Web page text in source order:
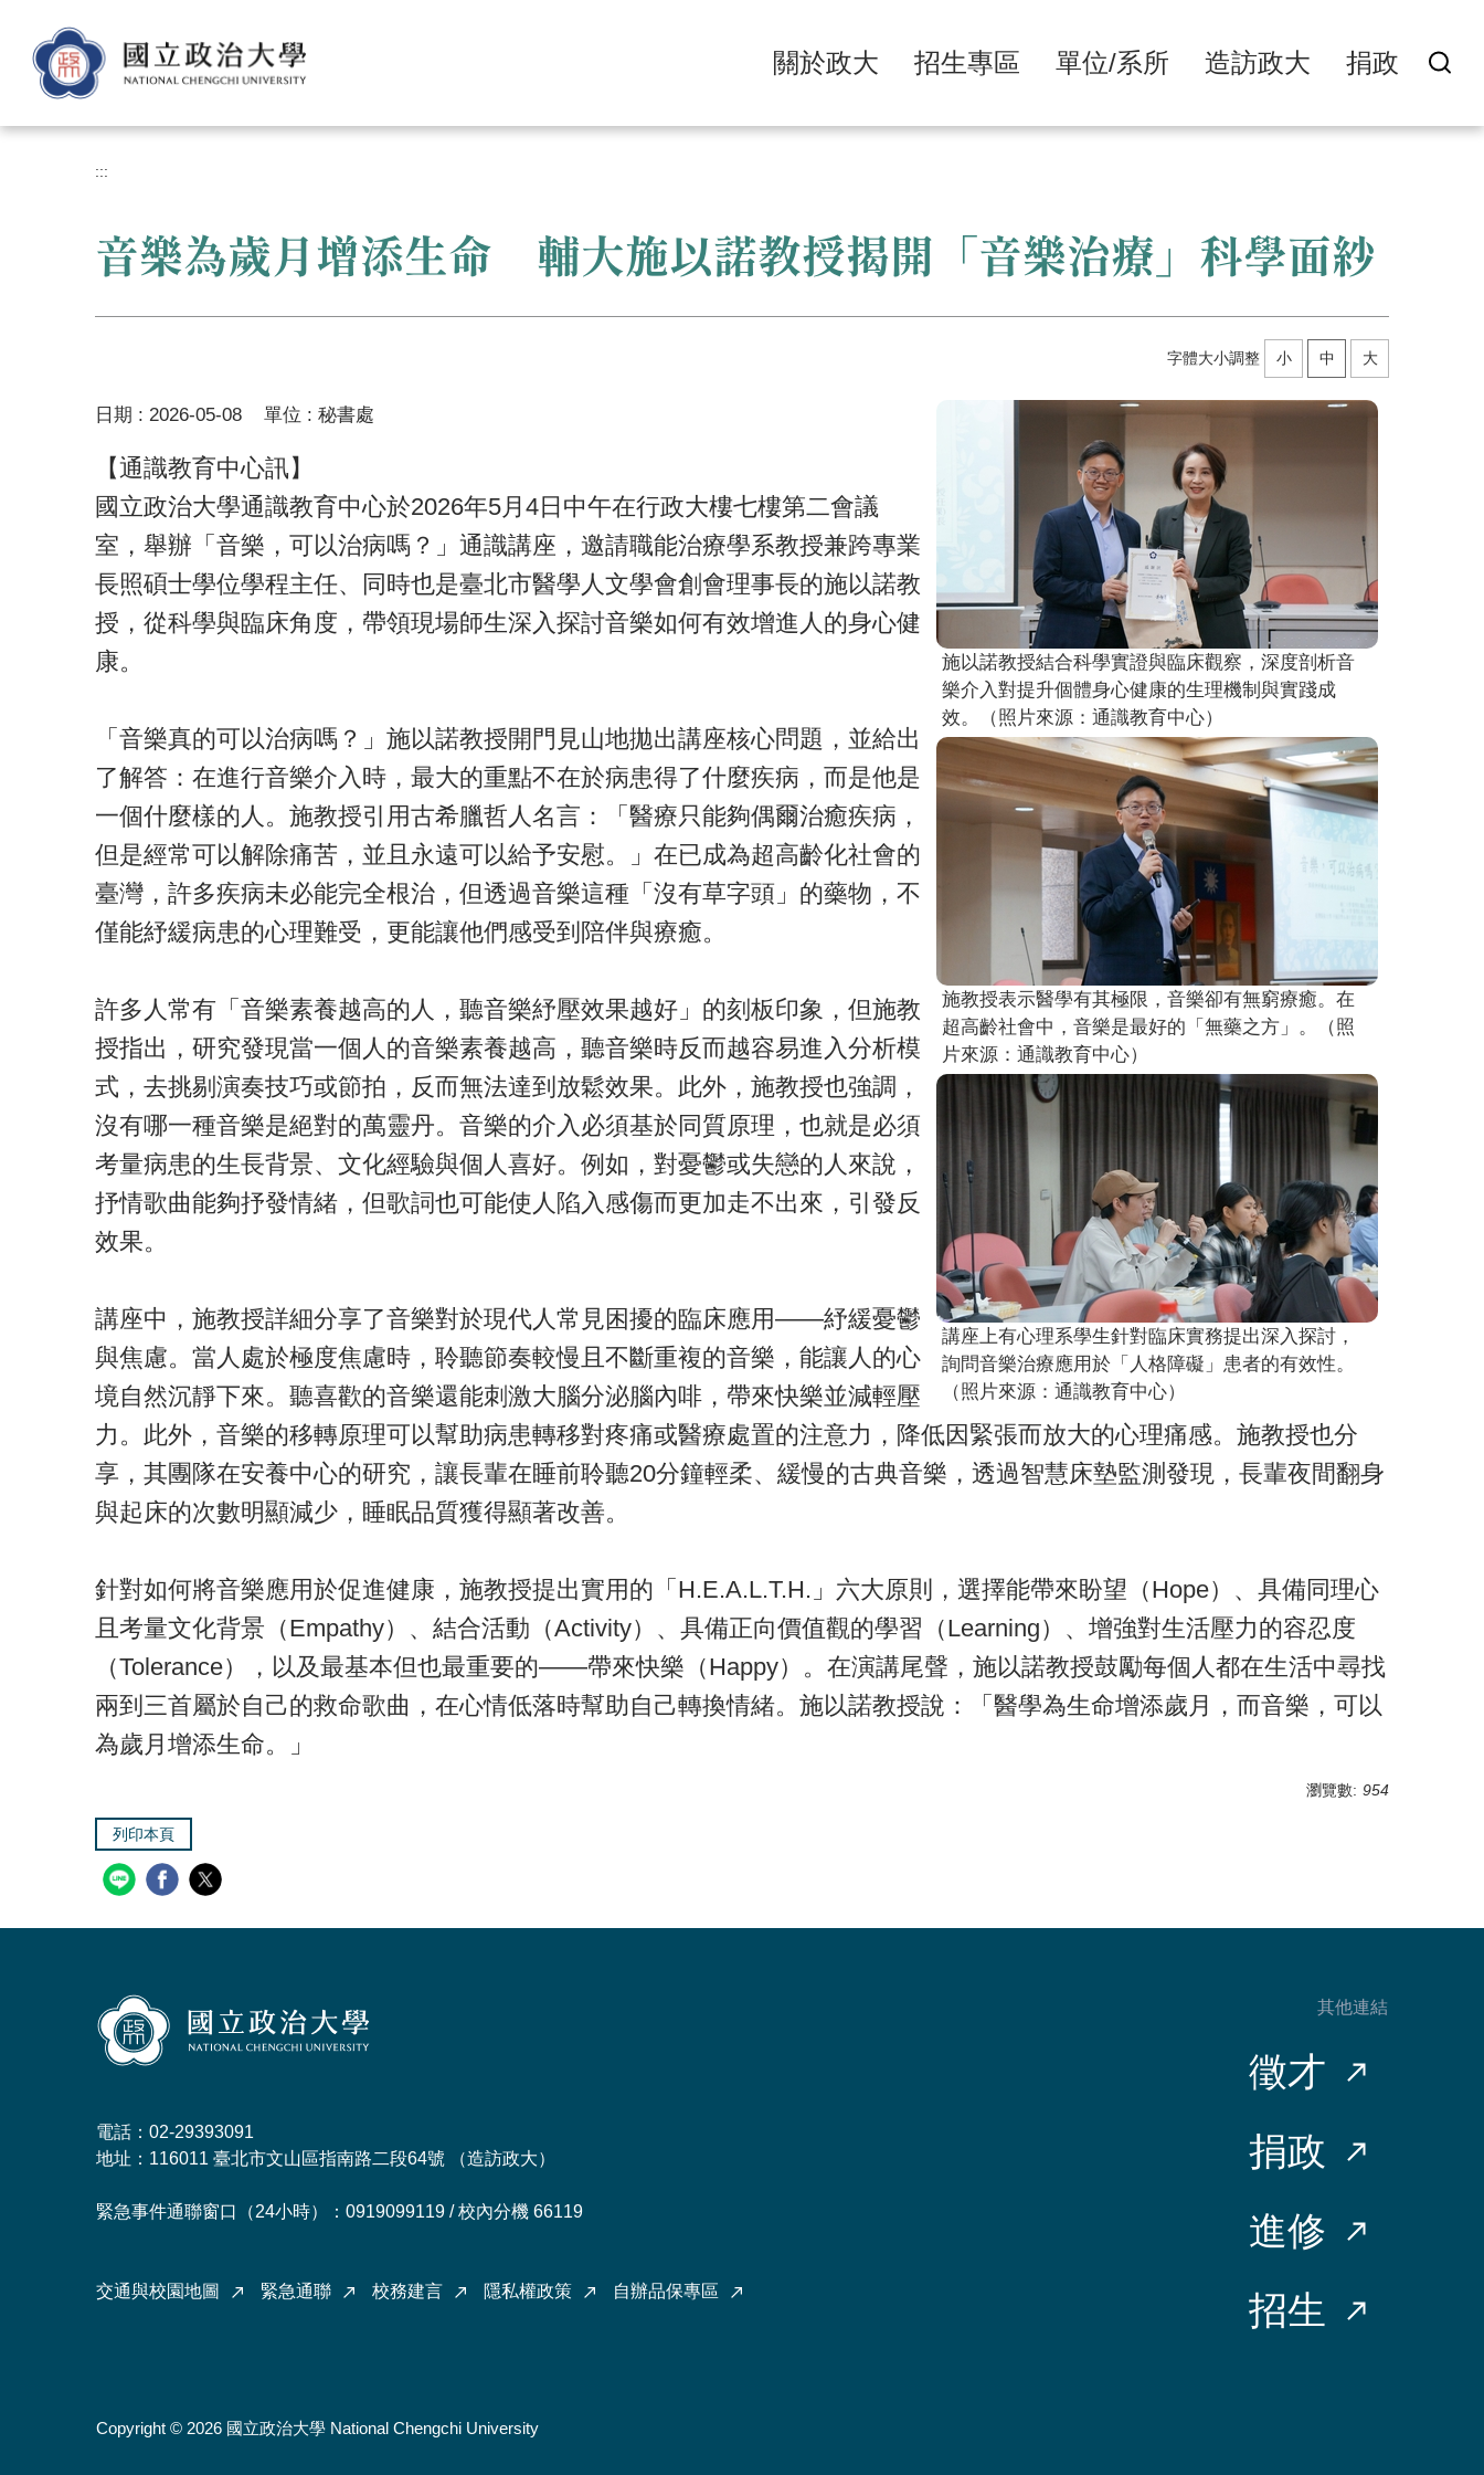
容
關於政大 招生專區 單位/系所 造訪政大 捐政
:::
音樂為歲月增添生命 輔大施以諾教授揭開「音樂治療」科學面紗
字體大小調整 小 中 大
施以諾教授結合科學實證與臨床觀察，深度剖析音
樂介入對提升個體身心健康的生理機制與實踐成
效。（照片來源：通識教育中心）
施教授表示醫學有其極限，音樂卻有無窮療癒。在
超高齡社會中，音樂是最好的「無藥之方」。（照
片來源：通識教育中心）
講座上有心理系學生針對臨床實務提出深入探討，
詢問音樂治療應用於「人格障礙」患者的有效性。
（照片來源：通識教育中心）
日期 : 2026-05-08 單位 : 秘書處
【通識教育中心訊】
國立政治大學通識教育中心於2026年5月4日中午在行政大樓七樓第二會議
室，舉辦「音樂，可以治病嗎？」通識講座，邀請職能治療學系教授兼跨專業
長照碩士學位學程主任、同時也是臺北市醫學人文學會創會理事長的施以諾教
授，從科學與臨床角度，帶領現場師生深入探討音樂如何有效增進人的身心健
康。
「音樂真的可以治病嗎？」施以諾教授開門見山地拋出講座核心問題，並給出
了解答：在進行音樂介入時，最大的重點不在於病患得了什麼疾病，而是他是
一個什麼樣的人。施教授引用古希臘哲人名言：「醫療只能夠偶爾治癒疾病，
但是經常可以解除痛苦，並且永遠可以給予安慰。」在已成為超高齡化社會的
臺灣，許多疾病未必能完全根治，但透過音樂這種「沒有草字頭」的藥物，不
僅能紓緩病患的心理難受，更能讓他們感受到陪伴與療癒。
許多人常有「音樂素養越高的人，聽音樂紓壓效果越好」的刻板印象，但施教
授指出，研究發現當一個人的音樂素養越高，聽音樂時反而越容易進入分析模
式，去挑剔演奏技巧或節拍，反而無法達到放鬆效果。此外，施教授也強調，
沒有哪一種音樂是絕對的萬靈丹。音樂的介入必須基於同質原理，也就是必須
考量病患的生長背景、文化經驗與個人喜好。例如，對憂鬱或失戀的人來說，
抒情歌曲能夠抒發情緒，但歌詞也可能使人陷入感傷而更加走不出來，引發反
效果。
講座中，施教授詳細分享了音樂對於現代人常見困擾的臨床應用——紓緩憂鬱
與焦慮。當人處於極度焦慮時，聆聽節奏較慢且不斷重複的音樂，能讓人的心
境自然沉靜下來。聽喜歡的音樂還能刺激大腦分泌腦內啡，帶來快樂並減輕壓
力。此外，音樂的移轉原理可以幫助病患轉移對疼痛或醫療處置的注意力，降低因緊張而放大的心理痛感。施教授也分
享，其團隊在安養中心的研究，讓長輩在睡前聆聽20分鐘輕柔、緩慢的古典音樂，透過智慧床墊監測發現，長輩夜間翻身
與起床的次數明顯減少，睡眠品質獲得顯著改善。
針對如何將音樂應用於促進健康，施教授提出實用的「H.E.A.L.T.H.」六大原則，選擇能帶來盼望（Hope）、具備同理心
且考量文化背景（Empathy）、結合活動（Activity）、具備正向價值觀的學習（Learning）、增強對生活壓力的容忍度
（Tolerance），以及最基本但也最重要的——帶來快樂（Happy）。在演講尾聲，施以諾教授鼓勵每個人都在生活中尋找
兩到三首屬於自己的救命歌曲，在心情低落時幫助自己轉換情緒。施以諾教授說：「醫學為生命增添歲月，而音樂，可以
為歲月增添生命。」
瀏覽數: 954
列印本頁
電話：02-29393091
地址：116011 臺北市文山區指南路二段64號 （造訪政大）
緊急事件通聯窗口（24小時）：0919099119 / 校內分機 66119
交通與校園地圖 緊急通聯 校務建言 隱私權政策 自辦品保專區
其他連結
徵才
捐政
進修
招生
Copyright © 2026 國立政治大學 National Chengchi University